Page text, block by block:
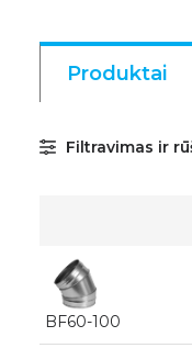
Produktai
Filtravimas ir
BF60-100